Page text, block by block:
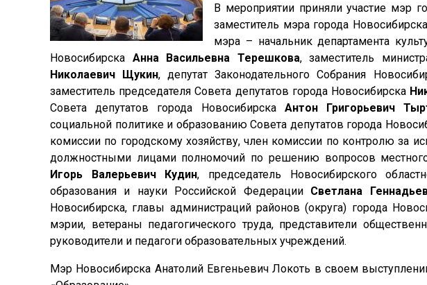
В мероприятии приняли участие мэр
заместитель мэра города Новосибирска
мэра – начальник департамента
Новосибирска Анна Васильевна Терешкова, заместитель
Николаевич Щукин, депутат Законодательного Собрания
заместитель председателя Совета депутатов города Новосибирска
Совета депутатов города Новосибирска Антон Григорьевич
социальной политике и образованию Совета депутатов города
комиссии по городскому хозяйству, член комиссии по контролю за
должностными лицами полномочий по решению вопросов
Игорь Валерьевич Кудин, председатель Новосибирского
образования и науки Российской Федерации Светлана
Новосибирска, главы администраций районов (округа) города
мэрии, ветераны педагогического труда, представители
руководители и педагоги образовательных учреждений.
Мэр Новосибирска Анатолий Евгеньевич Локоть в своем